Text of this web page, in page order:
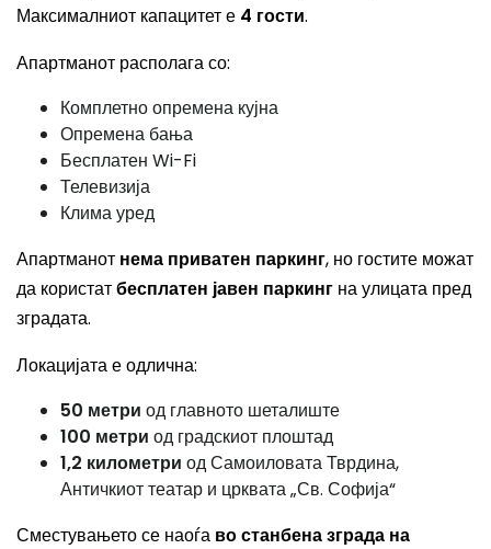
Максималниот капацитет е 4 гости.
Апартманот располага со:
Комплетно опремена кујна
Опремена бања
Бесплатен Wi-Fi
Телевизија
Клима уред
Апартманот нема приватен паркинг, но гостите можат
да користатбесплатен јавен паркинг на улицата пред
зградата.
Локацијата е одлична:
50 метри од главното шеталиште
100 метри од градскиот плоштад
1,2 километри од Самоиловата Тврдина,
Античкиот театар и црквата „Св. Софија“
Сместувањето се наоѓа во станбена зграда на